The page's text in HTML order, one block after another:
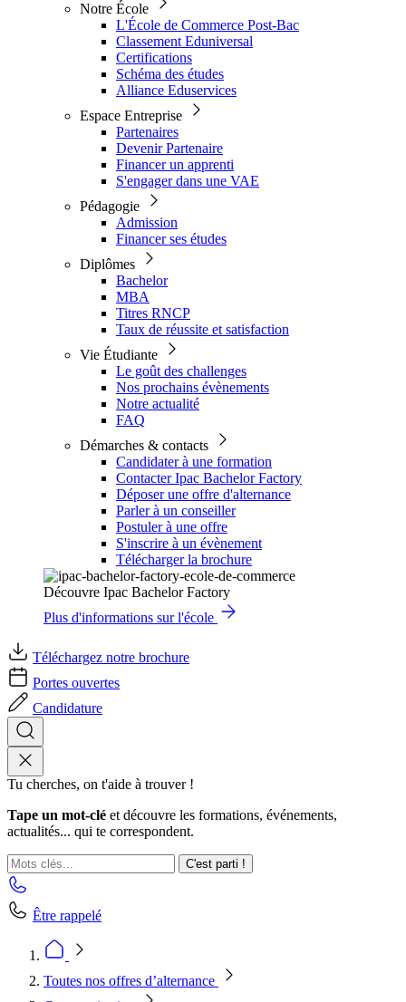
Notre École
L'École de Commerce Post-Bac
Classement Eduniversal
Certifications
Schéma des études
Alliance Eduservices
Espace Entreprise
Partenaires
Devenir Partenaire
Financer un apprenti
S'engager dans une VAE
Pédagogie
Admission
Financer ses études
Diplômes
Bachelor
MBA
Titres RNCP
Taux de réussite et satisfaction
Vie Étudiante
Le goût des challenges
Nos prochains évènements
Notre actualité
FAQ
Démarches & contacts
Candidater à une formation
Contacter Ipac Bachelor Factory
Déposer une offre d'alternance
Parler à un conseiller
Postuler à une offre
S'inscrire à un évènement
Télécharger la brochure
Découvre Ipac Bachelor Factory
Plus d'informations sur l'école
Téléchargez notre brochure
Portes ouvertes
Candidature
Tu cherches, on t'aide à trouver !
Tape un mot-clé et découvre les formations, événements,
actualités... qui te correspondent.
C'est parti !
Être rappelé
Toutes nos offres d’alternance